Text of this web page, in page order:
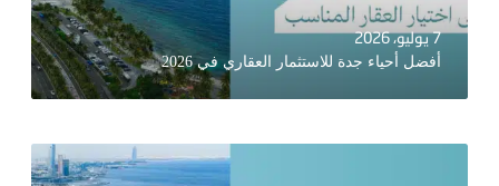
7 يوليو، 2026
أفضل أحياء جدة للاستثمار العقاري في 2026